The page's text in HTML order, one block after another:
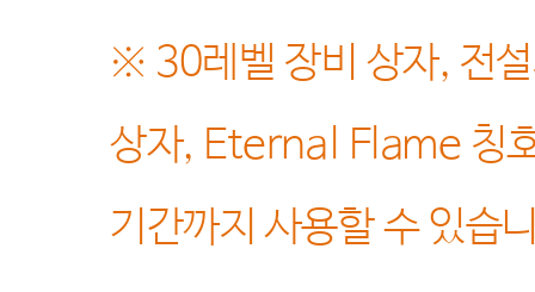
※ 30레벨 장비 상자, 전
상자, Eternal Flame 칭
기간까지 사용할 수 있습